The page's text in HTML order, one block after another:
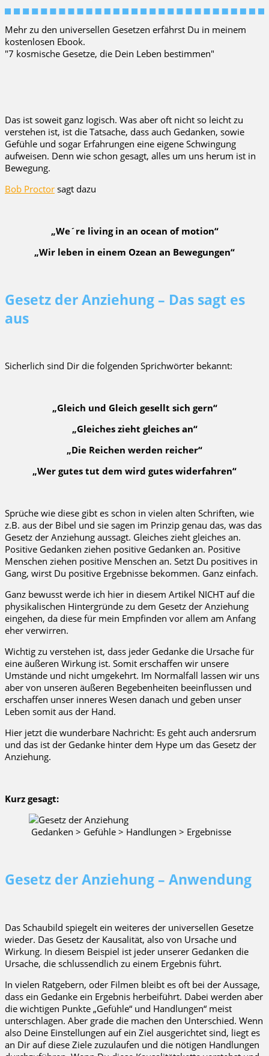
Mehr zu den universellen Gesetzen erfährst Du in meinem
kostenlosen Ebook.
"7 kosmische Gesetze, die Dein Leben bestimmen"
Das ist soweit ganz logisch. Was aber oft nicht so leicht zu
verstehen ist, ist die Tatsache, dass auch Gedanken, sowie
Gefühle und sogar Erfahrungen eine eigene Schwingung
aufweisen. Denn wie schon gesagt, alles um uns herum ist in
Bewegung.
Bob Proctor sagt dazu
„We´re living in an ocean of motion“
„Wir leben in einem Ozean an Bewegungen“
Gesetz der Anziehung – Das sagt es
aus
Sicherlich sind Dir die folgenden Sprichwörter bekannt:
„Gleich und Gleich gesellt sich gern“
„Gleiches zieht gleiches an“
„Die Reichen werden reicher“
„Wer gutes tut dem wird gutes widerfahren“
Sprüche wie diese gibt es schon in vielen alten Schriften, wie
z.B. aus der Bibel und sie sagen im Prinzip genau das, was das
Gesetz der Anziehung aussagt. Gleiches zieht gleiches an.
Positive Gedanken ziehen positive Gedanken an. Positive
Menschen ziehen positive Menschen an. Setzt Du positives in
Gang, wirst Du positive Ergebnisse bekommen. Ganz einfach.
Ganz bewusst werde ich hier in diesem Artikel NICHT auf die
physikalischen Hintergründe zu dem Gesetz der Anziehung
eingehen, da diese für mein Empfinden vor allem am Anfang
eher verwirren.
Wichtig zu verstehen ist, dass jeder Gedanke die Ursache für
eine äußeren Wirkung ist. Somit erschaffen wir unsere
Umstände und nicht umgekehrt. Im Normalfall lassen wir uns
aber von unseren äußeren Begebenheiten beeinflussen und
erschaffen unser inneres Wesen danach und geben unser
Leben somit aus der Hand.
Hier jetzt die wunderbare Nachricht: Es geht auch andersrum
und das ist der Gedanke hinter dem Hype um das Gesetz der
Anziehung.
Kurz gesagt:
Gedanken > Gefühle > Handlungen > Ergebnisse
Gesetz der Anziehung – Anwendung
Das Schaubild spiegelt ein weiteres der universellen Gesetze
wieder. Das Gesetz der Kausalität, also von Ursache und
Wirkung. In diesem Beispiel ist jeder unserer Gedanken die
Ursache, die schlussendlich zu einem Ergebnis führt.
In vielen Ratgebern, oder Filmen bleibt es oft bei der Aussage,
dass ein Gedanke ein Ergebnis herbeiführt. Dabei werden aber
die wichtigen Punkte „Gefühle“ und Handlungen“ meist
unterschlagen. Aber grade die machen den Unterschied. Wenn
also Deine Einstellungen auf ein Ziel ausgerichtet sind, liegt es
an Dir auf diese Ziele zuzulaufen und die nötigen Handlungen